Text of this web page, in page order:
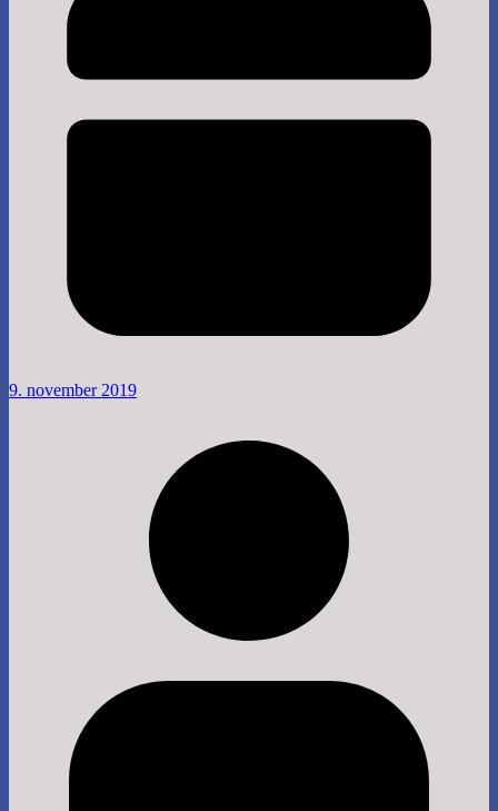
9. november 2019